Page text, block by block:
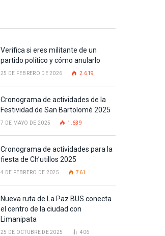
Verifica si eres militante de un
partido político y cómo anularlo
25 DE FEBRERO DE 2026 2.619
Cronograma de actividades de la
Festividad de San Bartolomé 2025
7 DE MAYO DE 2025 1.639
Cronograma de actividades para la
fiesta de Ch’utillos 2025
4 DE FEBRERO DE 2025 761
Nueva ruta de La Paz BUS conecta
el centro de la ciudad con
Limanipata
25 DE OCTUBRE DE 2025 406